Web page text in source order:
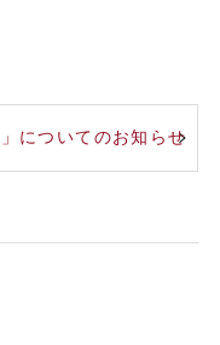
についてのお知らせ